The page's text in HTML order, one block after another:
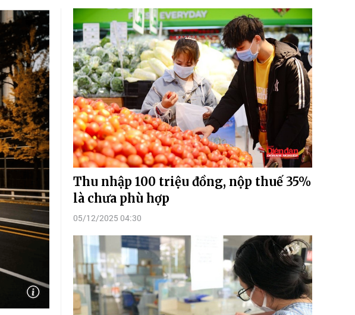
Thu nhập 100 triệu đồng, nộp thuế 35%
là chưa phù hợp
05/12/2025 04:30